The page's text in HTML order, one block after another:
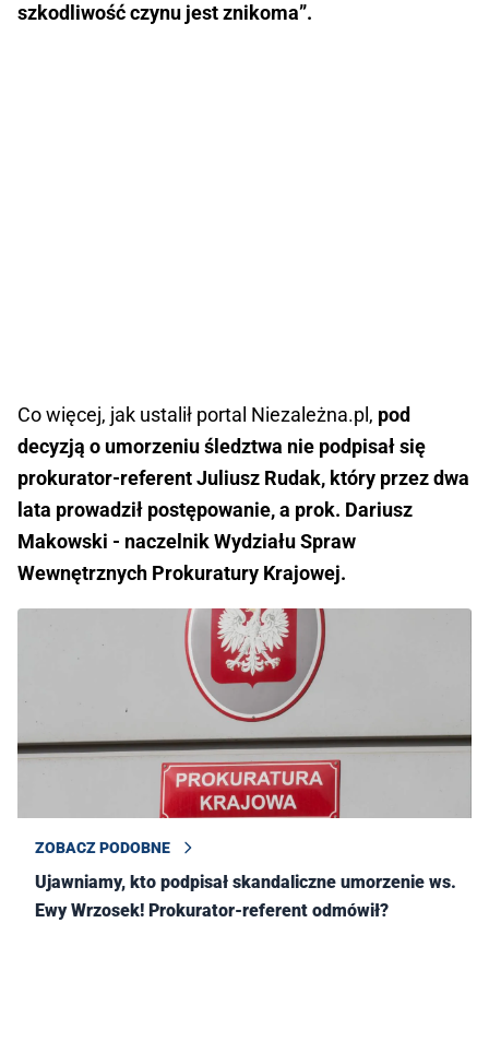
szkodliwość czynu jest znikoma”.
Co więcej, jak ustalił portal Niezależna.pl, pod
decyzją o umorzeniu śledztwa nie podpisał się
prokurator-referent Juliusz Rudak, który przez dwa
lata prowadził postępowanie, a prok. Dariusz
Makowski - naczelnik Wydziału Spraw
Wewnętrznych Prokuratury Krajowej.
ZOBACZ PODOBNE
Ujawniamy, kto podpisał skandaliczne umorzenie ws.
Ewy Wrzosek! Prokurator-referent odmówił?